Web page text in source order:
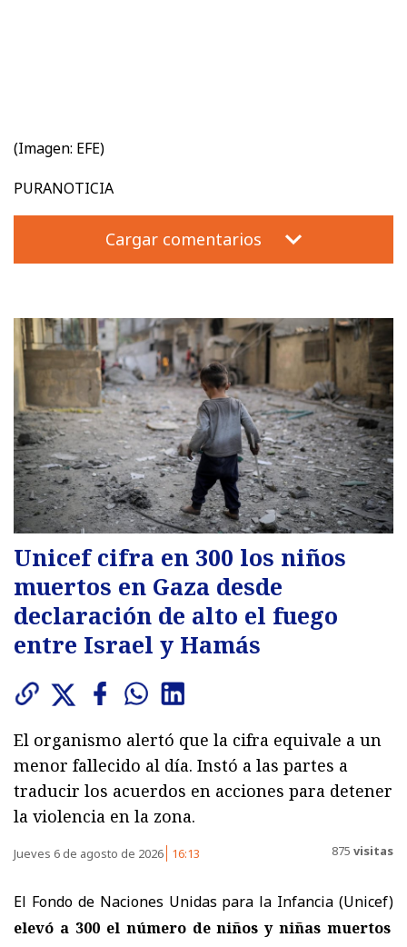
(Imagen: EFE)
PURANOTICIA
Cargar comentarios
Unicef cifra en 300 los niños
muertos en Gaza desde
declaración de alto el fuego
entre Israel y Hamás
El organismo alertó que la cifra equivale a un
menor fallecido al día. Instó a las partes a
traducir los acuerdos en acciones para detener
la violencia en la zona.
Jueves 6 de agosto de 2026 16:13 875 visitas
El Fondo de Naciones Unidas para la Infancia (Unicef)
elevó a 300 el número de niños y niñas muertos